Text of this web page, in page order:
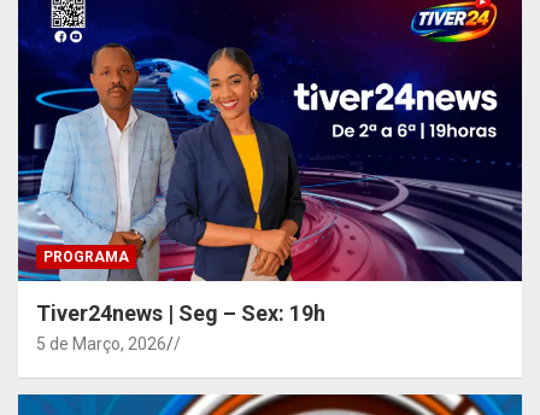
PROGRAMA
Tiver24news | Seg – Sex: 19h
5 de Março, 2026 /